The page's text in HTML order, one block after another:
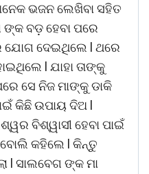
ଭଜନ ଲେଖିବା ସହିତ
ବଡ଼ ହେବା ପରେ
ଯୋଗ ଦେଇଥିଲେ l ଥରେ
l ଯାହା ତାଙ୍କୁ
ସେ ନିଜ ମାଙ୍କୁ ଡାକି
କିଛି ଉପାୟ ଦିଅ l
ବିଶ୍ୱାସୀ ହେବା ପାଇଁ
କହିଲେ l କିନ୍ତୁ
l ସାଲବେଗ ଙ୍କ ମା